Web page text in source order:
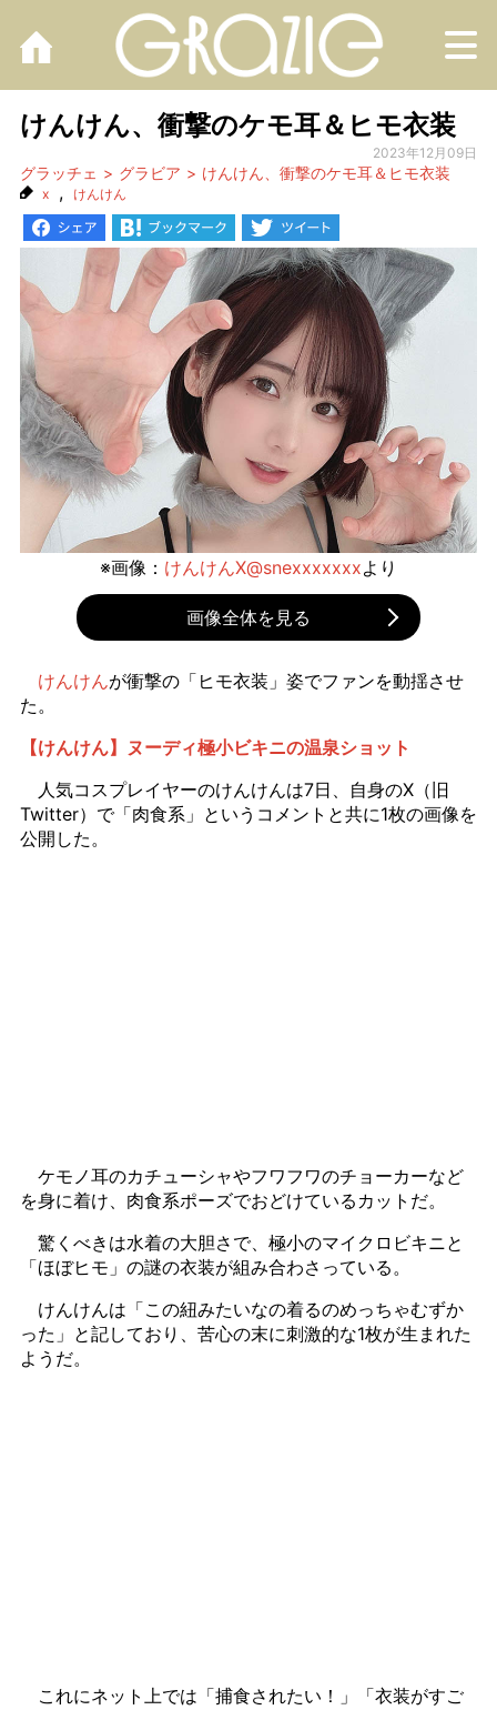
けんけん、衝撃のケモ耳＆ヒモ衣装
2023年12月09日
グラッチェ グラビア けんけん、衝撃のケモ耳＆ヒモ衣装
x , けんけん
※画像： けんけんX@snexxxxxxxより
画像全体を見る
けんけんが衝撃の「ヒモ衣装」姿でファンを動揺させ
た。
【けんけん】ヌーディ極小ビキニの温泉ショット
人気コスプレイヤーのけんけんは7日、自身のX（旧
Twitter）で「肉食系」というコメントと共に1枚の画像を
公開した。
ケモノ耳のカチューシャやフワフワのチョーカーなど
を身に着け、肉食系ポーズでおどけているカットだ。
驚くべきは水着の大胆さで、極小のマイクロビキニと
「ほぼヒモ」の謎の衣装が組み合わさっている。
けんけんは「この紐みたいなの着るのめっちゃむずか
った」と記しており、苦心の末に刺激的な1枚が生まれた
ようだ。
これにネット上では「捕食されたい！」「衣装がすご